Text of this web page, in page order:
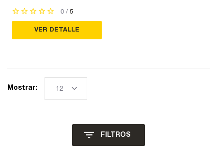
0 / 5
VER DETALLE
Mostrar:
FILTROS